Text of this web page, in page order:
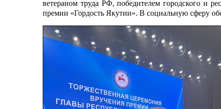
ветераном труда РФ, победителем городского и
премии «Гордость Якутии». В социальную сферу